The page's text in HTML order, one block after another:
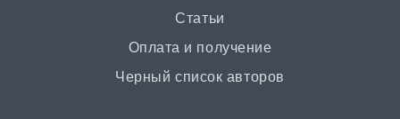
Статьи
Оплата и получение
Черный список авторов